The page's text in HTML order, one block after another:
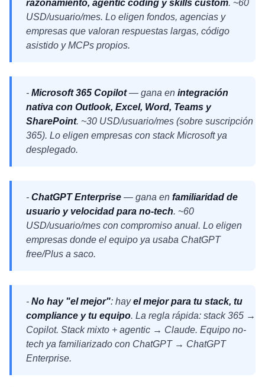
razonamiento, agentic coding y skills custom. ~60
USD/usuario/mes. Lo eligen fondos, agencias y
empresas que valoran respuestas largas, código
asistido y MCPs propios.
- Microsoft 365 Copilot— gana en integración
nativa con Outlook, Excel, Word, Teams y
SharePoint. ~30 USD/usuario/mes (sobre suscripción
365). Lo eligen empresas con stack Microsoft ya
desplegado.
- ChatGPT Enterprise — gana en familiaridad de
usuario y velocidad para no-tech. ~60
USD/usuario/mes con compromiso anual. Lo eligen
empresas donde el equipo ya usaba ChatGPT
free/Plus a saco.
- No hay "el mejor": hayel mejor para tu stack, tu
compliance y tu equipo. La regla rápida: stack 365 →
Copilot. Stack mixto + agentic → Claude. Equipo no-
tech ya familiarizado con ChatGPT → ChatGPT
Enterprise.